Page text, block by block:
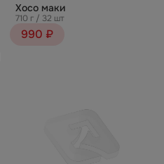
Хосо маки
710 г / 32 шт
990 ₽